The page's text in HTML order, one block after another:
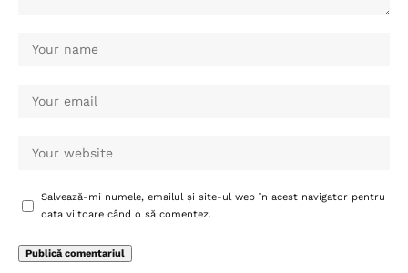
Salvează-mi numele, emailul și site-ul web în acest navigator pentru
data viitoare când o să comentez.